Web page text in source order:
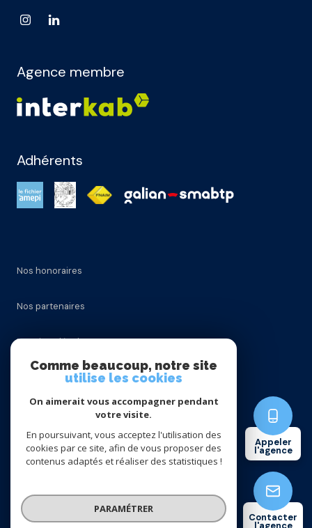
Appeler
l'agence
Contacter
l'agence
Agence membre
Adhérents
Nos honoraires
Nos partenaires
Mentions légales
Cookies
© 2026 | Tous droits réservés
Comme beaucoup, notre site
utilise les cookies
On aimerait vous accompagner pendant
votre visite.
En poursuivant, vous acceptez l'utilisation des
cookies par ce site, afin de vous proposer des
contenus adaptés et réaliser des statistiques !
PARAMÉTRER